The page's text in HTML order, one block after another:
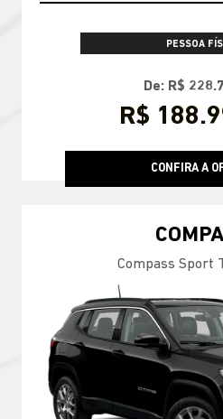
PESSOA
De: R$
R$
CONFIRA A
Compass Sport